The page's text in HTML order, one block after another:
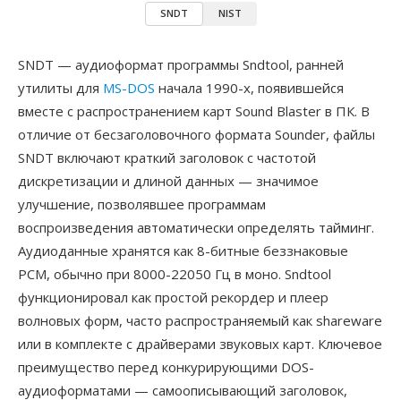
SNDT NIST
SNDT — аудиоформат программы Sndtool, ранней
утилиты для MS-DOS начала 1990-х, появившейся
вместе с распространением карт Sound Blaster в ПК. В
отличие от бесзаголовочного формата Sounder, файлы
SNDT включают краткий заголовок с частотой
дискретизации и длиной данных — значимое
улучшение, позволявшее программам
воспроизведения автоматически определять тайминг.
Аудиоданные хранятся как 8-битные беззнаковые
PCM, обычно при 8000-22050 Гц в моно. Sndtool
функционировал как простой рекордер и плеер
волновых форм, часто распространяемый как shareware
или в комплекте с драйверами звуковых карт. Ключевое
преимущество перед конкурирующими DOS-
аудиоформатами — самоописывающий заголовок,